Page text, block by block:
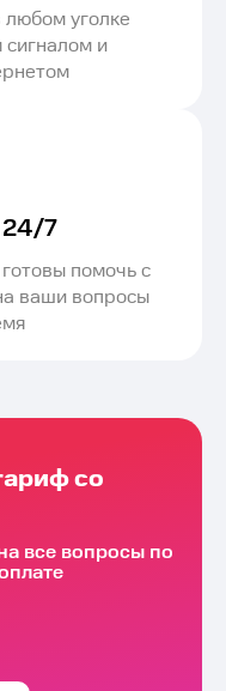
любом уголке
и
7
помочь с
ваши вопросы
со
все вопросы по